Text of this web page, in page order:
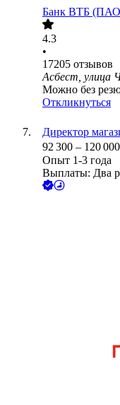
Банк ВТБ
4.3
•
17205 отзывов
Асбест, улица
Можно без
Откликнуться
Директор
92 300 – 120 000
Опыт 1-3 года
Выплаты: Два